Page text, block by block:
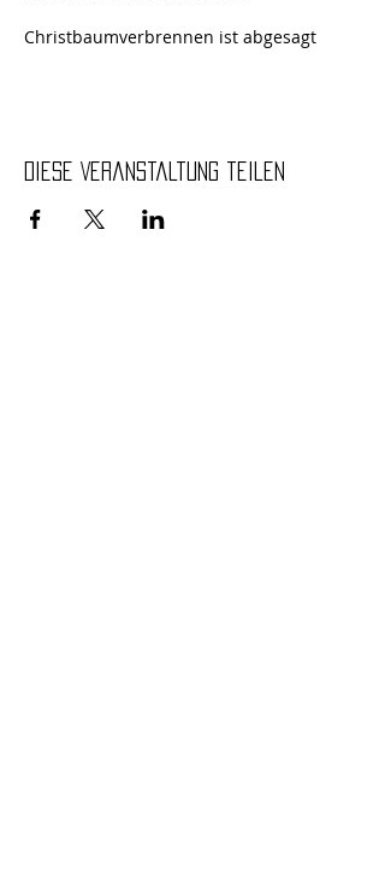
Christbaumverbrennen ist abgesagt
Diese Veranstaltung teilen